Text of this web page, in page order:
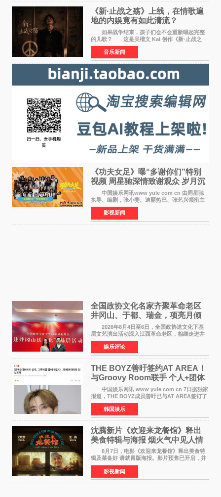
《新·止战之殇》上线，在情歌遍
地的内娱竟有如此清流？
如果战争结束，孩子们会不会重新唱起完整
的儿歌？ 这是吴楷文 Kai 创作《新·止战之
殇》时最初的想法。 从伊朗相关冲突引发的
地区局势，到世界各地仍在发生的动荡与不安，
战争从来不只
音乐新闻
《功夫女足》曝“多谢你们”特别
视频 周星驰深情致谢观众 岁月沉
淀不灭初心
中国娱乐网讯www yule com cn 由周星驰
执导、编剧，张小斐、迪丽热巴、张艺兴领衔主
演，刘嘉玲、佐藤健特别出演，艾米、雪野、蔡
思贝、胡予安、倪好特别介绍的喜剧电影《功夫
女足》释出多谢你
影视新闻
全国政协文化名家齐聚革命老区
井冈山、于都、瑞金，项亮月倾
情献唱《桃花谣》致敬红色沃土
2026年8月4日至6日，全国政协送文化下基
层文艺演出活动深入江西革命老区，相继走进井
冈山、于都长征出发地、瑞金三地。由全国政协
文化文史和学习委员会副主任、甘肃省政协原主
席欧阳坚率团，一
娱乐评论
THE BOYZ善旴签约AT AREA！
与Groovy Room联手 个人+团体
活动并行
中国娱乐网讯 www yule com cn 7日据独家
报道，THE BOYZ成员善旴已与AT AREA签订了
专属合约。AT AREA是由知名制作人组合
Groovy Room创立的hip-hop厂牌，旗下拥有多
位实力派音乐人，在韩
韩国娱乐
沈腾新片《欢迎来龙餐馆》释出
美食特辑与海报 烟火气中见人情
温暖
8月7日，电影《欢迎来龙餐馆》释出美食特
辑及菜备好 请就胃版海报。影片预售已开启，并
将于8月8日至10日14:00-21:00举行全国超前点
映。电影《欢迎来龙餐馆》作为战争美食喜剧大
片，讲述了中国
影视新闻